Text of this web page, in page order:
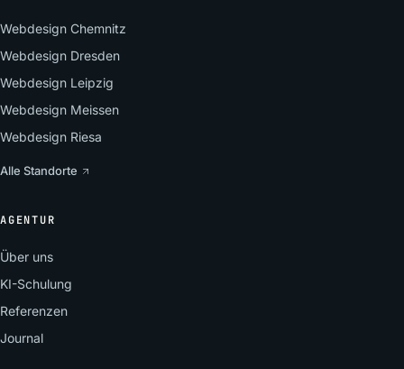
Webdesign Chemnitz
Webdesign Dresden
Webdesign Leipzig
Webdesign Meissen
Webdesign Riesa
Alle Standorte
AGENTUR
Über uns
KI-Schulung
Referenzen
Journal